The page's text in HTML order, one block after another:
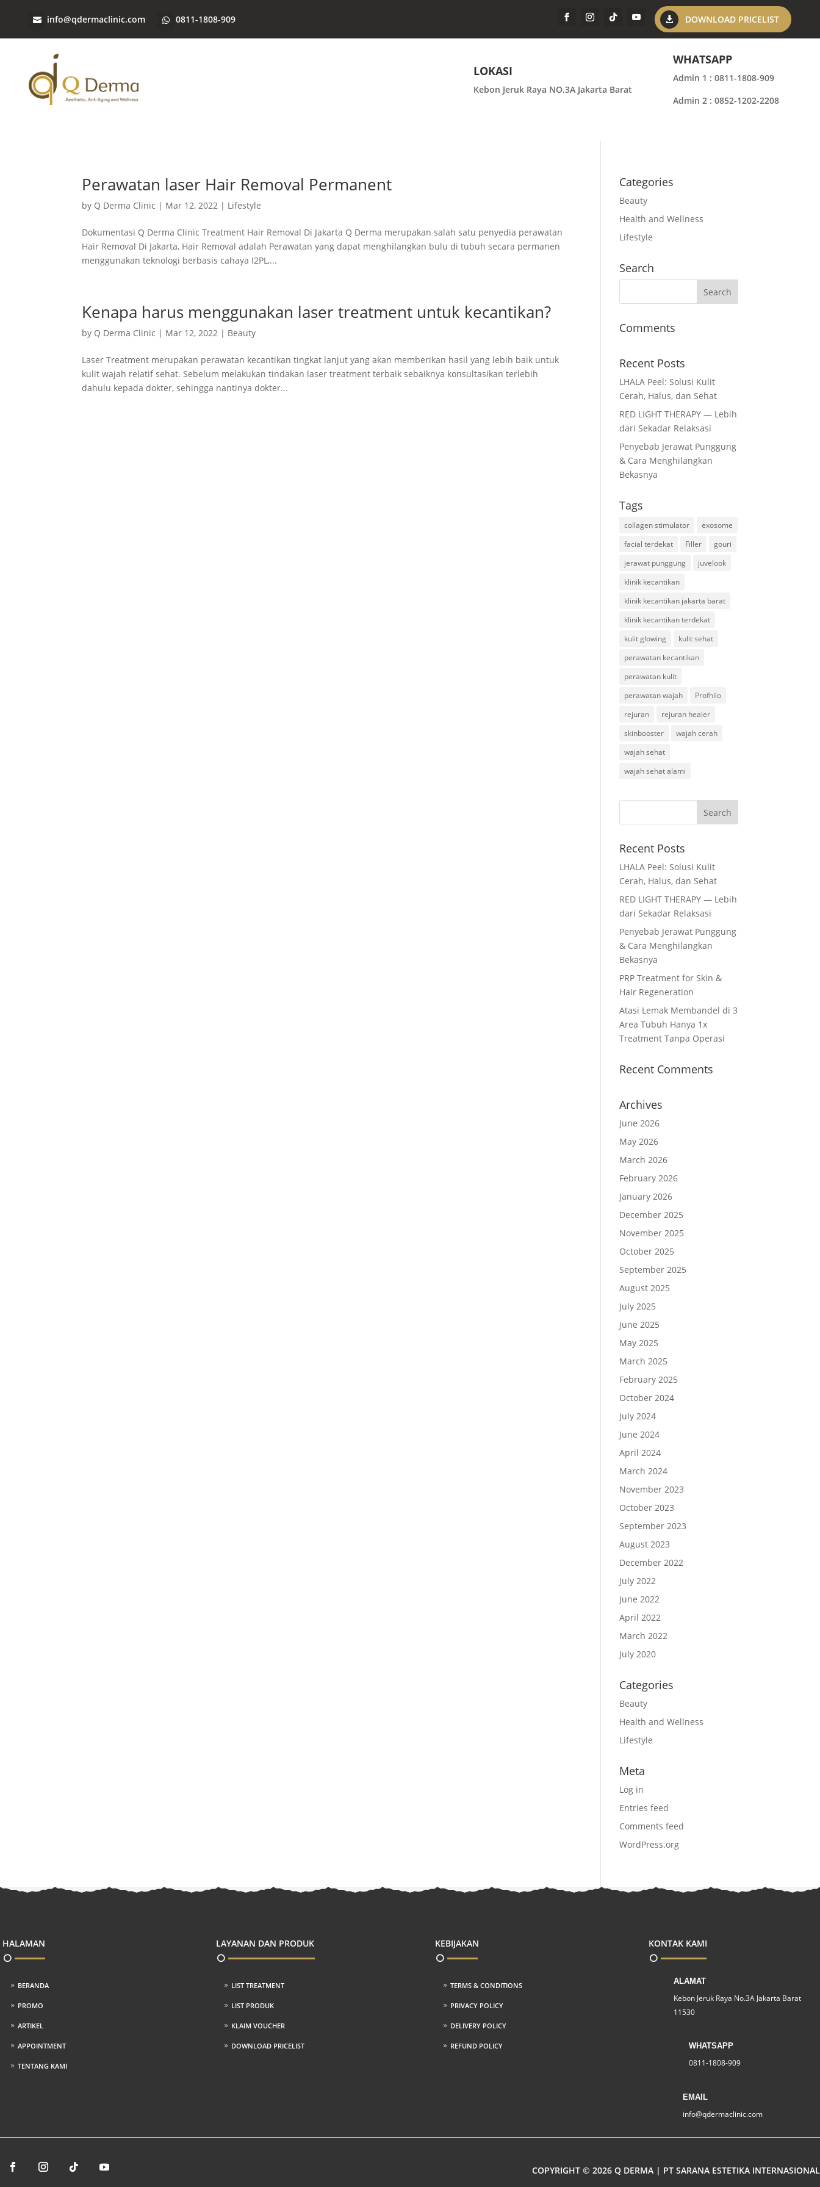
info@qdermaclinic.com 0811-1808-909 DOWNLOAD PRICELIST
LOKASI
Kebon Jeruk Raya NO.3A Jakarta Barat
WHATSAPP
Admin 1 : 0811-1808-909
Admin 2 : 0852-1202-2208
Perawatan laser Hair Removal Permanent
by Q Derma Clinic | Mar 12, 2022 | Lifestyle
Dokumentasi Q Derma Clinic Treatment Hair Removal Di Jakarta Q Derma merupakan salah satu penyedia perawatan
Hair Removal Di Jakarta, Hair Removal adalah Perawatan yang dapat menghilangkan bulu di tubuh secara permanen
menggunakan teknologi berbasis cahaya I2PL,...
Kenapa harus menggunakan laser treatment untuk kecantikan?
by Q Derma Clinic | Mar 12, 2022 | Beauty
Laser Treatment merupakan perawatan kecantikan tingkat lanjut yang akan memberikan hasil yang lebih baik untuk
kulit wajah relatif sehat. Sebelum melakukan tindakan laser treatment terbaik sebaiknya konsultasikan terlebih
dahulu kepada dokter, sehingga nantinya dokter...
Categories
Beauty
Health and Wellness
Lifestyle
Search
Comments
Recent Posts
LHALA Peel: Solusi Kulit
Cerah, Halus, dan Sehat
RED LIGHT THERAPY — Lebih
dari Sekadar Relaksasi
Penyebab Jerawat Punggung
& Cara Menghilangkan
Bekasnya
Tags
collagen stimulator
exosome
facial terdekat
Filler
gouri
jerawat punggung
juvelook
klinik kecantikan
klinik kecantikan jakarta barat
klinik kecantikan terdekat
kulit glowing
kulit sehat
perawatan kecantikan
perawatan kulit
perawatan wajah
Profhilo
rejuran
rejuran healer
skinbooster
wajah cerah
wajah sehat
wajah sehat alami
Recent Posts
LHALA Peel: Solusi Kulit
Cerah, Halus, dan Sehat
RED LIGHT THERAPY — Lebih
dari Sekadar Relaksasi
Penyebab Jerawat Punggung
& Cara Menghilangkan
Bekasnya
PRP Treatment for Skin &
Hair Regeneration
Atasi Lemak Membandel di 3
Area Tubuh Hanya 1x
Treatment Tanpa Operasi
Recent Comments
Archives
June 2026
May 2026
March 2026
February 2026
January 2026
December 2025
November 2025
October 2025
September 2025
August 2025
July 2025
June 2025
May 2025
March 2025
February 2025
October 2024
July 2024
June 2024
April 2024
March 2024
November 2023
October 2023
September 2023
August 2023
December 2022
July 2022
June 2022
April 2022
March 2022
July 2020
Categories
Beauty
Health and Wellness
Lifestyle
Meta
Log in
Entries feed
Comments feed
WordPress.org
HALAMAN
BERANDA
PROMO
ARTIKEL
APPOINTMENT
TENTANG KAMI
LAYANAN DAN PRODUK
LIST TREATMENT
LIST PRODUK
KLAIM VOUCHER
DOWNLOAD PRICELIST
KEBIJAKAN
TERMS & CONDITIONS
PRIVACY POLICY
DELIVERY POLICY
REFUND POLICY
KONTAK KAMI
ALAMAT
Kebon Jeruk Raya No.3A Jakarta Barat
11530
WHATSAPP
0811-1808-909
EMAIL
info@qdermaclinic.com
COPYRIGHT © 2026 Q DERMA | PT SARANA ESTETIKA INTERNASIONAL